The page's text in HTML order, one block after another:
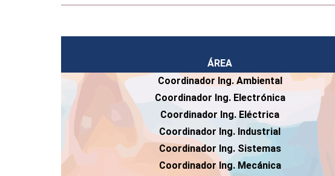
ÁREA
Coordinador Ing. Ambiental
Coordinador Ing. Electrónica
Coordinador Ing. Eléctrica
Coordinador Ing. Industrial
Coordinador Ing. Sistemas
Coordinador Ing. Mecánica